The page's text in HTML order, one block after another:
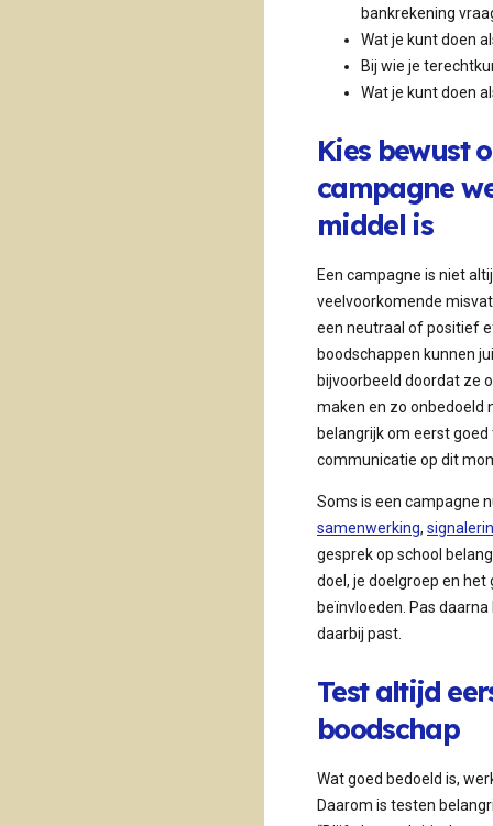
bankrekening
Wat je kunt doen
Bij wie je
Wat je kunt doen
Kies bewust
campagne
middel is
Een campagne is niet
veelvoorkomende
een neutraal of positief
boodschappen kunnen
bijvoorbeeld doordat ze
maken en zo onbedoeld
belangrijk om eerst
communicatie op dit
Soms is een campagne
samenwerking,
gesprek op school
doel, je doelgroep en het
beïnvloeden. Pas
daarbij past.
Test altijd
boodschap
Wat goed bedoeld is,
Daarom is testen